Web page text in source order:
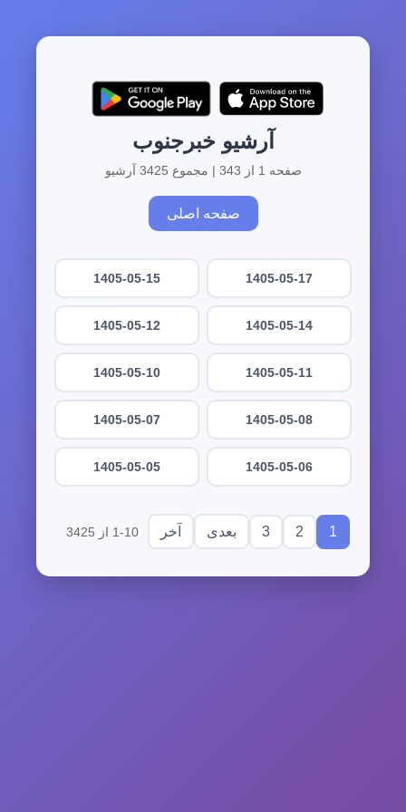
آرشیو خبرجنوب
صفحه 1 از 343 | مجموع 3425 آرشیو
صفحه اصلی
1405-05-17
1405-05-15
1405-05-14
1405-05-12
1405-05-11
1405-05-10
1405-05-08
1405-05-07
1405-05-06
1405-05-05
1
2
3 بعدی آخر 1-10 از 3425